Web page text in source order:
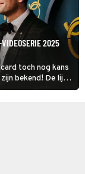
2025
toch nog kans
bekend! De lijst